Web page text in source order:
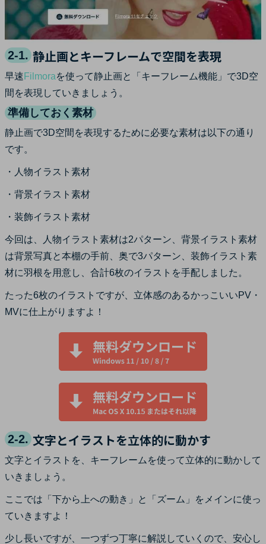
2-1. 静止画とキーフレームで空間を表現
早速 Filmoraを使って静止画と「キーフレーム機能」で3D空
間を表現していきましょう。
準備しておく素材
静止画で3D空間を表現するために必要な素材は以下の通り
です。
・人物イラスト素材
・背景イラスト素材
・装飾イラスト素材
今回は、人物イラスト素材は2パターン、背景イラスト素材
は背景写真と本棚の手前、奥で3パターン、装飾イラスト素
材に羽根を用意し、合計6枚のイラストを手配しました。
たった6枚のイラストですが、立体感のあるかっこいいPV・
MVに仕上がりますよ！
2-2. 文字とイラストを立体的に動かす
文字とイラストを、キーフレームを使って立体的に動かして
いきましょう。
ここでは「下から上への動き」と「ズーム」をメインに使っ
ていきますよ！
少し長いですが、一つずつ丁寧に解説していくので、安心し